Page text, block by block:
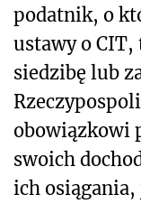
podatnik, o
ustawy o
siedzibę lub
obowiązkowi
swoich
ich osiągania,